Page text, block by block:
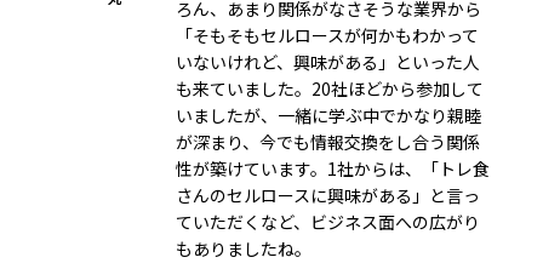
ろん、あまり関係がなさそうな業界から
「そもそもセルロースが何かもわかって
いないけれど、興味がある」といった人
も来ていました。20社ほどから参加して
いましたが、一緒に学ぶ中でかなり親睦
が深まり、今でも情報交換をし合う関係
性が築けています。1社からは、「トレ食
さんのセルロースに興味がある」と言っ
ていただくなど、ビジネス面への広がり
もありましたね。